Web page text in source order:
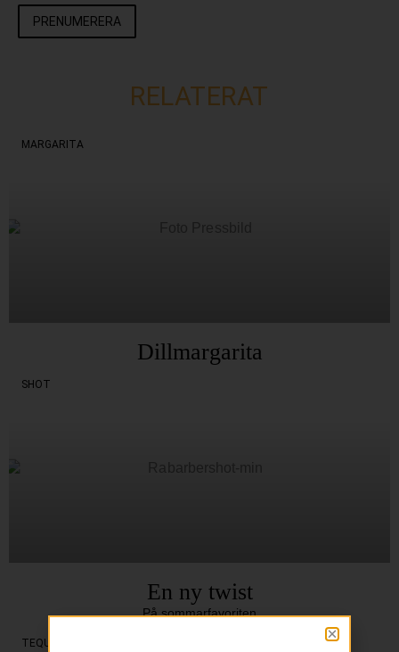
PRENUMERERA
RELATERAT
MARGARITA
Dillmargarita
SHOT
En ny twist
På sommarfavoriten
TEQUILA